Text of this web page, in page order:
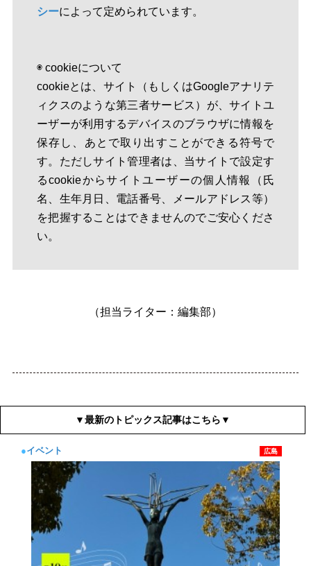
シーによって定められています。
◉ cookieについて
cookieとは、サイト（もしくはGoogleアナリテ
ィクスのような第三者サービス）が、サイトユ
ーザーが利用するデバイスのブラウザに情報を
保存し、あとで取り出すことができる符号で
す。ただしサイト管理者は、当サイトで設定す
るcookieからサイトユーザーの個人情報（氏
名、生年月日、電話番号、メールアドレス等）
を把握することはできませんのでご安心くださ
い。
（担当ライター：編集部）
▼最新のトピックス記事はこちら▼
●イベント 広島